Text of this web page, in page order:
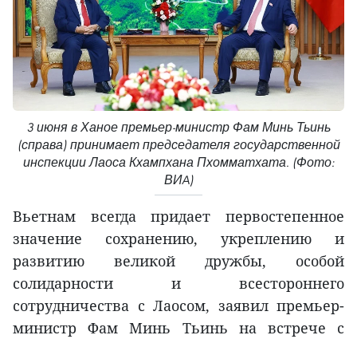
3 июня в Ханое премьер-министр Фам Минь Тьинь
(справа) принимает председателя государственной
инспекции Лаоса Кхампхана Пхомматхата. (Фото:
ВИA)
Вьетнам всегда придает первостепенное
значение сохранению, укреплению и
развитию великой дружбы, особой
солидарности и всестороннего
сотрудничества с Лаосом, заявил премьер-
министр Фам Минь Тьинь на встрече с